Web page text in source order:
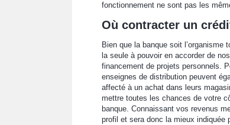
fonctionnement ne sont pas les
Où contracter un
Bien que la banque soit l’organisme
la seule à pouvoir en accorder de
financement de projets personnels.
enseignes de distribution peuvent
affecté à un achat dans leurs
mettre toutes les chances de votre
banque. Connaissant vos revenus
profil et sera donc la mieux indiquée